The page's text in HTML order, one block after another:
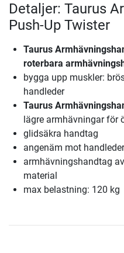
Detaljer: Taurus
Push-Up Twister
Taurus
roterbara
bygga upp muskler:
handleder
Taurus
lägre armhävningar för
glidsäkra handtag
angenäm mot
armhävningshandtag
material
max belastning: 120 kg